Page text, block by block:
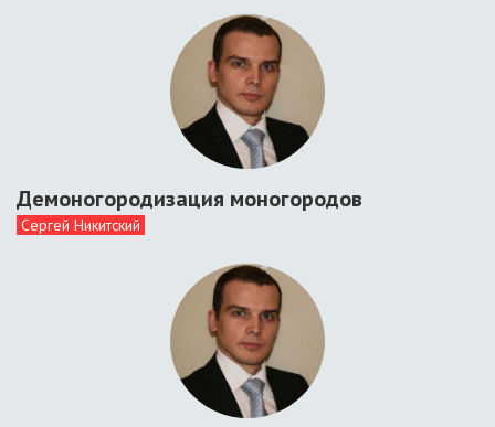
Демоногородизация моногородов
Сергей Никитский